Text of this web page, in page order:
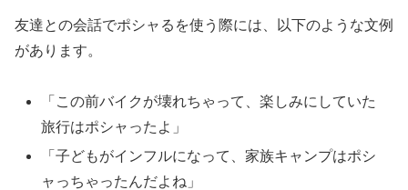
友達との会話でポシャるを使う際には、以下のような文例
があります。
「この前バイクが壊れちゃって、楽しみにしていた
旅行はポシャったよ」
「子どもがインフルになって、家族キャンプはポシ
ャっちゃったんだよね」